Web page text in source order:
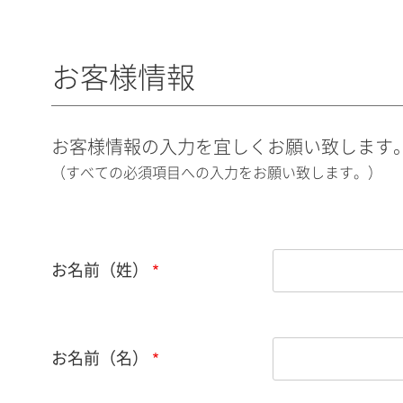
お客様情報
お客様情報の入力を宜しくお願い致します
（すべての必須項目への入力をお願い致します。）
お名前（姓）
お名前（名）